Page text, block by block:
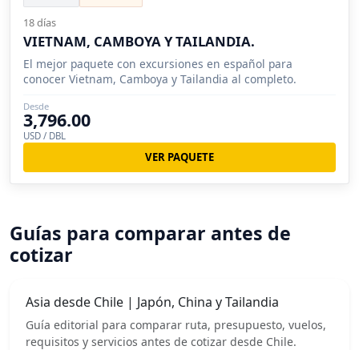
18 días
VIETNAM, CAMBOYA Y TAILANDIA.
El mejor paquete con excursiones en español para
conocer Vietnam, Camboya y Tailandia al completo.
Desde
3,796.00
USD / DBL
VER PAQUETE
Guías para comparar antes de
cotizar
Asia desde Chile | Japón, China y Tailandia
Guía editorial para comparar ruta, presupuesto, vuelos,
requisitos y servicios antes de cotizar desde Chile.